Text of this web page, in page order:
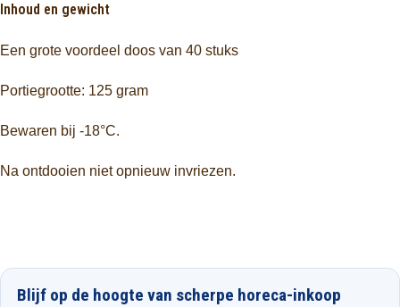
Inhoud en gewicht
Een grote voordeel doos van 40 stuks
Portiegrootte: 125 gram
Bewaren bij -18°C.
Na ontdooien niet opnieuw invriezen.
Blijf op de hoogte van scherpe horeca-inkoop